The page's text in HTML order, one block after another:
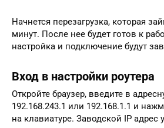
Начнется перезагрузка, которая
минут. После нее будет готов к
настройка и подключение будут
Вход в настройки роутера
Откройте браузер, введите в
192.168.243.1 или 192.168.1.1 и
на клавиатуре. Заводской IP адрес